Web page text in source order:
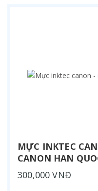
MỰC INKTEC
CANON HAN
300,000 VNĐ